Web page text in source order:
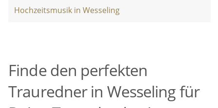
Hochzeitsmusik in Wesseling
Finde den perfekten
Trauredner in Wesseling für